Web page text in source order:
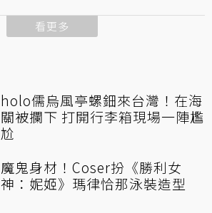
看更多
holo儒烏風亭螺鈿來台灣！在海
關被攔下 打開行李箱現場一陣尷
尬
魔鬼身材！Coser扮《勝利女
神：妮姬》瑪律恰那泳裝造型